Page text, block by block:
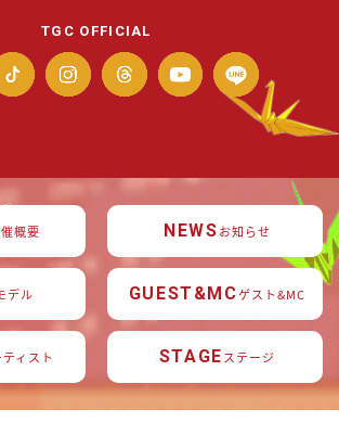
TGC OFFICIAL
概要 NEWSお知らせ
デル GUEST&MCゲスト&MC
ティスト STAGEステージ